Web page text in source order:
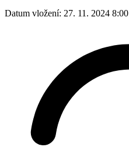
Datum vložení: 27. 11. 2024 8:00